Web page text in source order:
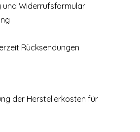
und Widerrufsformular
Rücksendungen
der Herstellerkosten für